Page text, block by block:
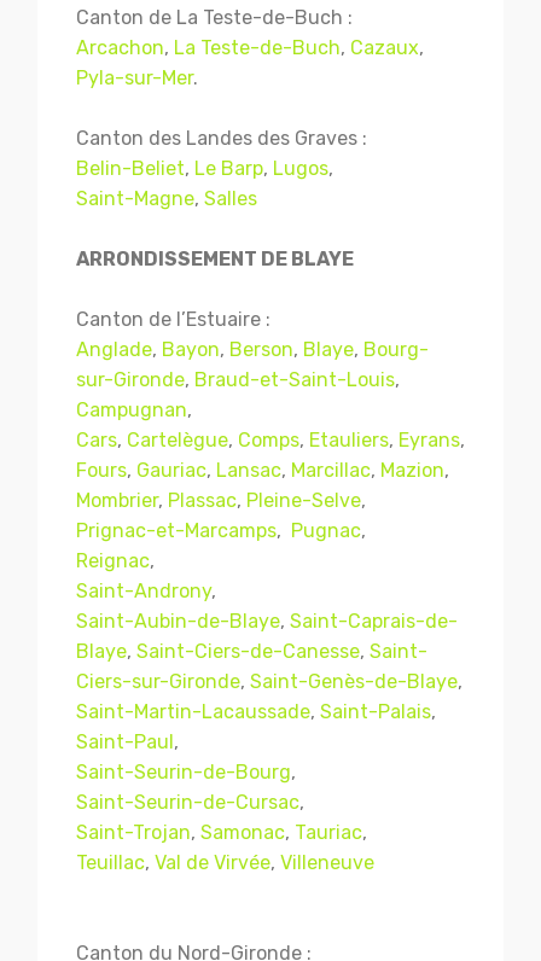
Canton de La Teste-de-Buch :
Arcachon, La Teste-de-Buch, Cazaux,
Pyla-sur-Mer.
Canton des Landes des Graves :
Belin-Beliet, Le Barp, Lugos,
Saint-Magne, Salles
ARRONDISSEMENT DE BLAYE
Canton de l’Estuaire :
Anglade, Bayon, Berson, Blaye, Bourg-
sur-Gironde, Braud-et-Saint-Louis,
Campugnan,
Cars, Cartelègue, Comps, Etauliers, Eyrans,
Fours, Gauriac, Lansac, Marcillac, Mazion,
Mombrier, Plassac, Pleine-Selve,
Prignac-et-Marcamps, Pugnac,
Reignac,
Saint-Androny,
Saint-Aubin-de-Blaye, Saint-Caprais-de-
Blaye, Saint-Ciers-de-Canesse, Saint-
Ciers-sur-Gironde, Saint-Genès-de-Blaye,
Saint-Martin-Lacaussade, Saint-Palais,
Saint-Paul,
Saint-Seurin-de-Bourg,
Saint-Seurin-de-Cursac,
Saint-Trojan, Samonac, Tauriac,
Teuillac, Val de Virvée, Villeneuve
Canton du Nord-Gironde :
Mentions légales
© Copyright 2018 - 2021